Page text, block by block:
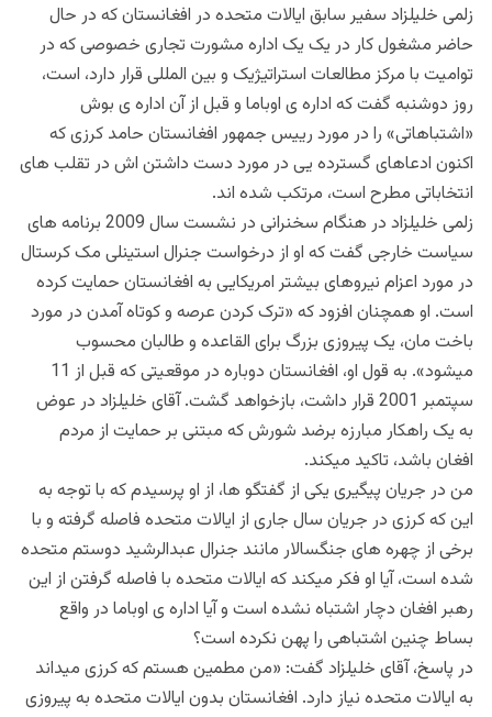
زلمی خلیلزاد سفیر سابق ایالات متحده در افغانستان که در حال
حاضر مشغول کار در یک یک اداره مشورت تجاری خصوصی که در
توامیت با مرکز مطالعات استراتیژیک و بین المللی قرار دارد، است،
روز دوشنبه گفت که اداره ی اوباما و قبل از آن اداره ی بوش
«اشتباهاتی» را در مورد ريیس جمهور افغانستان حامد کرزی که
اکنون ادعاهای گسترده یی در مورد دست داشتن اش در تقلب های
انتخاباتی مطرح است، مرتکب شده اند.
زلمی خلیلزاد در هنگام سخنرانی در نشست سال 2009 برنامه های
سیاست خارجی گفت که او از درخواست جنرال استینلی مک کرستال
در مورد اعزام نیروهای بیشتر امریکایی به افغانستان حمایت کرده
است. او همچنان افزود که «ترک کردن عرصه و کوتاه آمدن در مورد
باخت مان، یک پیروزی بزرگ برای القاعده و طالبان محسوب
میشود». به قول او، افغانستان دوباره در موقعیتی که قبل از 11
سپتمبر 2001 قرار داشت، بازخواهد گشت. آقای خلیلزاد در عوض
به یک راهکار مبارزه برضد شورش که مبتنی بر حمایت از مردم
افغان باشد، تاکید میکند.
من در جریان پیگیری یکی از گفتگو ها، از او پرسیدم که با توجه به
این که کرزی در جریان سال جاری از ایالات متحده فاصله گرفته و با
برخی از چهره های جنگسالار مانند جنرال عبدالرشید دوستم متحده
شده است، آیا او فکر میکند که ایالات متحده با فاصله گرفتن از این
رهبر افغان دچار اشتباه نشده است و آیا اداره ی اوباما در واقع
بساط چنین اشتباهی را پهن نکرده است؟
در پاسخ، آقای خلیلزاد گفت: «من مطمین هستم که کرزی میداند
به ایالات متحده نیاز دارد. افغانستان بدون ایالات متحده به پیروزی